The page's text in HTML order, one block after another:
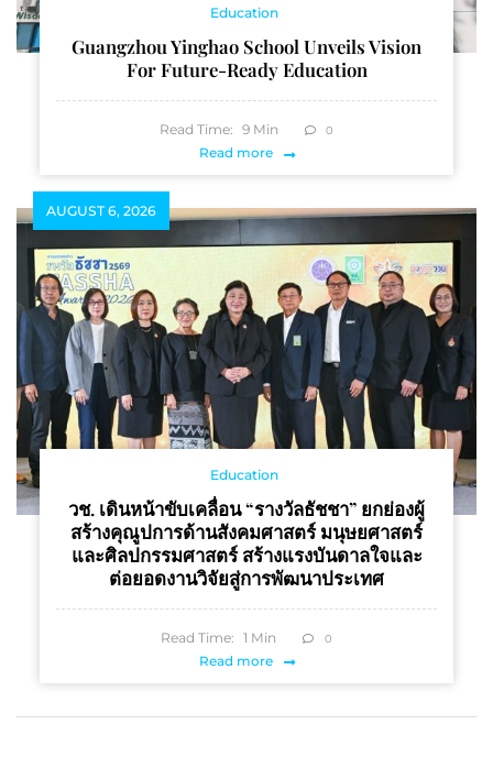
Education
Guangzhou Yinghao School Unveils Vision
For Future-Ready Education
Read Time: 9 Min 0
Read more
AUGUST 6, 2026
Education
วช. เดินหน้าขับเคลื่อน “รางวัลธัชชา” ยกย่องผู้
สร้างคุณูปการด้านสังคมศาสตร์ มนุษยศาสตร์
และศิลปกรรมศาสตร์ สร้างแรงบันดาลใจและ
ต่อยอดงานวิจัยสู่การพัฒนาประเทศ
Read Time: 1 Min 0
Read more